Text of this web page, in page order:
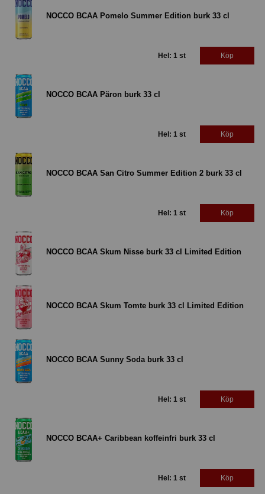
NOCCO BCAA Pomelo Summer Edition burk 33 cl
Hel: 1 st Köp
NOCCO BCAA Päron burk 33 cl
Hel: 1 st Köp
NOCCO BCAA San Citro Summer Edition 2 burk 33 cl
Hel: 1 st Köp
NOCCO BCAA Skum Nisse burk 33 cl Limited Edition
NOCCO BCAA Skum Tomte burk 33 cl Limited Edition
NOCCO BCAA Sunny Soda burk 33 cl
Hel: 1 st Köp
NOCCO BCAA+ Caribbean koffeinfri burk 33 cl
Hel: 1 st Köp